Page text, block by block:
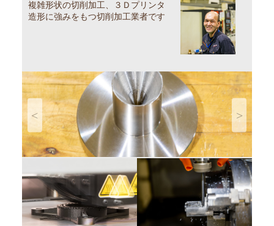
複雑形状の切削加工、３Ｄプリンタ
造形に強みをもつ切削加工業者です
Previous Next